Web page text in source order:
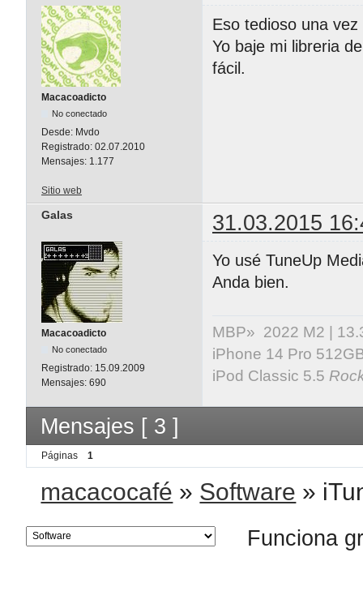
Macacoadicto
No conectado
Desde: Mvdo
Registrado: 02.07.2010
Mensajes: 1.177
Eso tedioso una
Yo baje mi libreria
fácil.
Sitio web
Galas 31.03.2015
Macacoadicto
No conectado
Registrado: 15.09.2009
Mensajes: 690
Yo usé TuneUp
Anda bien.
MBP» 2022 M2 |
iPhone 14 Pro
iPod Classic 5.5
Mensajes [ 3 ]
Páginas 1
macacocafé » Software »
Funciona